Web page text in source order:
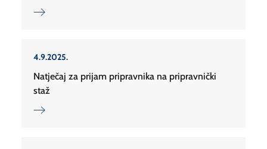
4.9.2025.
Natječaj za prijam pripravnika na pripravnički
staž